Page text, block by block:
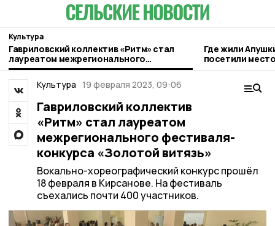
Культура
Гавриловский коллектив «Ритм» стал
лауреатом межрегионального
фестиваля-конкурса «Золотой витязь»
Где жили
посетили
гавриловском
Культура 19 февраля 2023, 09:06
Гавриловский коллектив
«Ритм» стал лауреатом
межрегионального фестиваля-
конкурса «Золотой витязь»
Вокально-хореографический конкурс прошёл
18 февраля в Кирсанове. На фестиваль
съехались почти 400 участников.